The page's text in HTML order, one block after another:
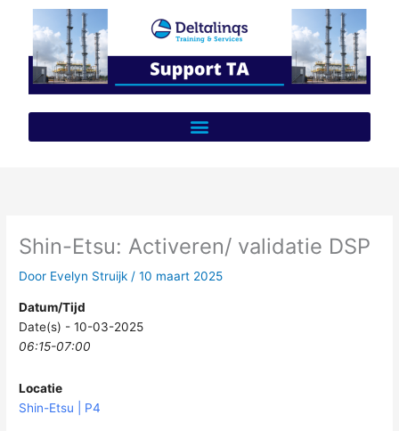
inhoud
Shin-Etsu: Activeren/ validatie DSP
Door Evelyn Struijk /10 maart 2025
Datum/Tijd
Date(s) - 10-03-2025
06:15-07:00
Locatie
Shin-Etsu | P4